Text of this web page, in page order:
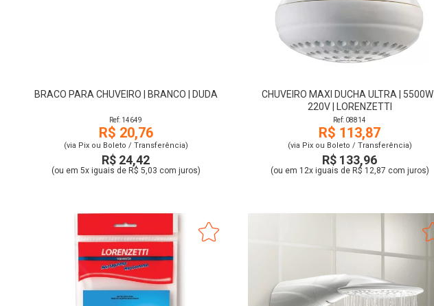
BRACO PARA CHUVEIRO | BRANCO | DUDA
Ref: 14649
R$ 20,76
(via Pix ou Boleto / Transferência)
R$ 24,42
(ou em 5x iguais de R$ 5,03 com juros)
CHUVEIRO MAXI DUCHA ULTRA | 5500W |
220V | LORENZETTI
Ref: 08814
R$ 113,87
(via Pix ou Boleto / Transferência)
R$ 133,96
(ou em 12x iguais de R$ 12,87 com juros)